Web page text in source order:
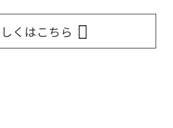
くはこちら